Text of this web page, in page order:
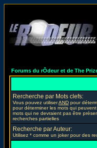
Forums du rÔdeur et de The
Rercherche par Mots clefs:
Vous pouvez utiliserAND pour
pour déterminer les mots qui
mots qui ne devraient pas être
recherches partielles
Recherche par Auteur:
Utilisez * comme un joker pour des